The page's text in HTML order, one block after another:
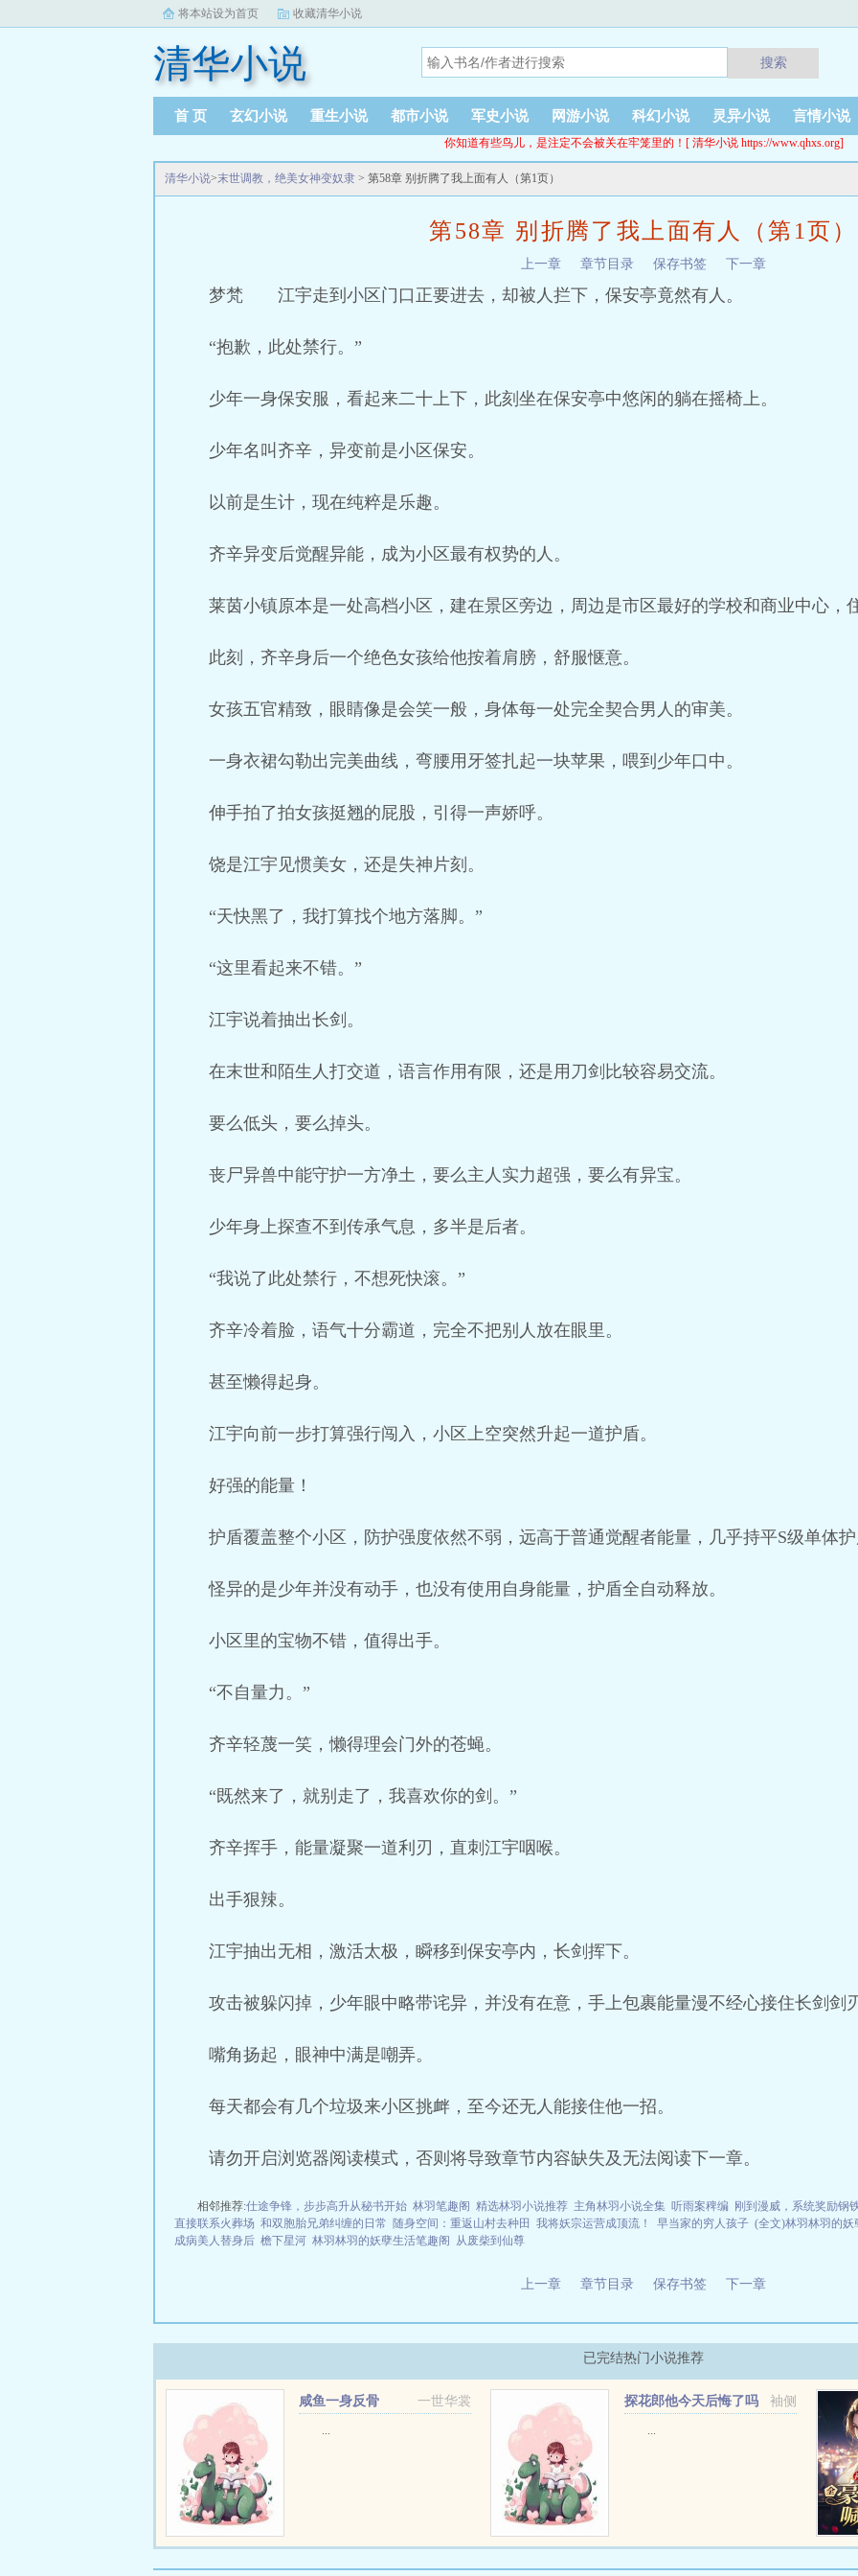
将本站设为首页 收藏清华小说
清华小说 搜索
首 页 玄幻小说 重生小说 都市小说 军史小说 网游小说 科幻小说 灵异小说 言情小说
你知道有些鸟儿，是注定不会被关在牢笼里的！[ 清华小说 https://www.qhxs.org]
清华小说>末世调教，绝美女神变奴隶 > 第58章 别折腾了我上面有人（第1页）
第58章 别折腾了我上面有人（第1页）
上一章 章节目录 保存书签 下一章
梦梵 江宇走到小区门口正要进去，却被人拦下，保安亭竟然有人。
“抱歉，此处禁行。”
少年一身保安服，看起来二十上下，此刻坐在保安亭中悠闲的躺在摇椅上。
少年名叫齐辛，异变前是小区保安。
以前是生计，现在纯粹是乐趣。
齐辛异变后觉醒异能，成为小区最有权势的人。
莱茵小镇原本是一处高档小区，建在景区旁边，周边是市区最好的学校和商业中心，
此刻，齐辛身后一个绝色女孩给他按着肩膀，舒服惬意。
女孩五官精致，眼睛像是会笑一般，身体每一处完全契合男人的审美。
一身衣裙勾勒出完美曲线，弯腰用牙签扎起一块苹果，喂到少年口中。
伸手拍了拍女孩挺翘的屁股，引得一声娇呼。
饶是江宇见惯美女，还是失神片刻。
“天快黑了，我打算找个地方落脚。”
“这里看起来不错。”
江宇说着抽出长剑。
在末世和陌生人打交道，语言作用有限，还是用刀剑比较容易交流。
要么低头，要么掉头。
丧尸异兽中能守护一方净土，要么主人实力超强，要么有异宝。
少年身上探查不到传承气息，多半是后者。
“我说了此处禁行，不想死快滚。”
齐辛冷着脸，语气十分霸道，完全不把别人放在眼里。
甚至懒得起身。
江宇向前一步打算强行闯入，小区上空突然升起一道护盾。
好强的能量！
护盾覆盖整个小区，防护强度依然不弱，远高于普通觉醒者能量，几乎持平S级单体
怪异的是少年并没有动手，也没有使用自身能量，护盾全自动释放。
小区里的宝物不错，值得出手。
“不自量力。”
齐辛轻蔑一笑，懒得理会门外的苍蝇。
“既然来了，就别走了，我喜欢你的剑。”
齐辛挥手，能量凝聚一道利刃，直刺江宇咽喉。
出手狠辣。
江宇抽出无相，激活太极，瞬移到保安亭内，长剑挥下。
攻击被躲闪掉，少年眼中略带诧异，并没有在意，手上包裹能量漫不经心接住长剑剑
嘴角扬起，眼神中满是嘲弄。
每天都会有几个垃圾来小区挑衅，至今还无人能接住他一招。
请勿开启浏览器阅读模式，否则将导致章节内容缺失及无法阅读下一章。
相邻推荐:仕途争锋，步步高升从秘书开始 林羽笔趣阁 精选林羽小说推荐 主角林羽小说全集 听雨案稗编
刚到漫威，系统奖励钢
直接联系火葬场 和双胞胎兄弟纠缠的日常 随身空间：重返山村去种田 我将妖宗运营成顶流！ 早当家的穷人孩子 (全文)林羽林羽的妖
成病美人替身后 檐下星河 林羽林羽的妖孽生活笔趣阁 从废柴到仙尊
上一章 章节目录 保存书签 下一章
已完结热门小说推荐
一世华裳
咸鱼一身反骨
...
袖侧
探花郎他今天后悔了吗
...